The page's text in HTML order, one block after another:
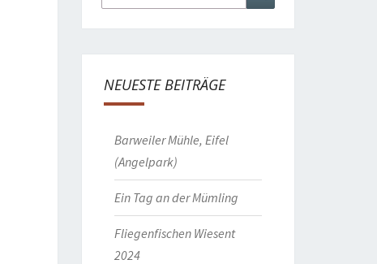
nach:
NEUESTE BEITRÄGE
Barweiler Mühle, Eifel
(Angelpark)
Ein Tag an der Mümling
Fliegenfischen Wiesent
2024